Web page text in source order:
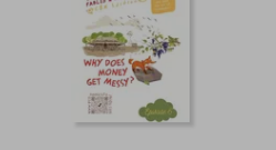
50%
dcto.